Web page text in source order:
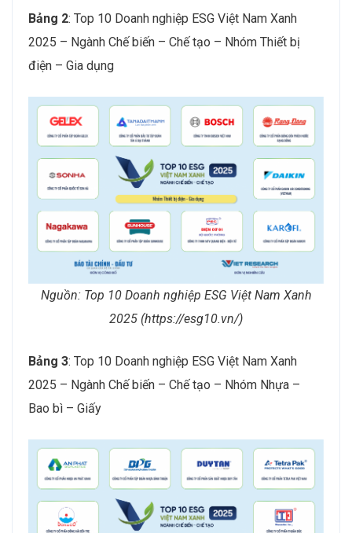
Bảng 2: Top 10 Doanh nghiệp ESG Việt Nam Xanh
2025 – Ngành Chế biến – Chế tạo – Nhóm Thiết bị
điện – Gia dụng
Nguồn: Top 10 Doanh nghiệp ESG Việt Nam Xanh
2025 (https://esg10.vn/)
Bảng 3: Top 10 Doanh nghiệp ESG Việt Nam Xanh
2025 – Ngành Chế biến – Chế tạo – Nhóm Nhựa –
Bao bì – Giấy